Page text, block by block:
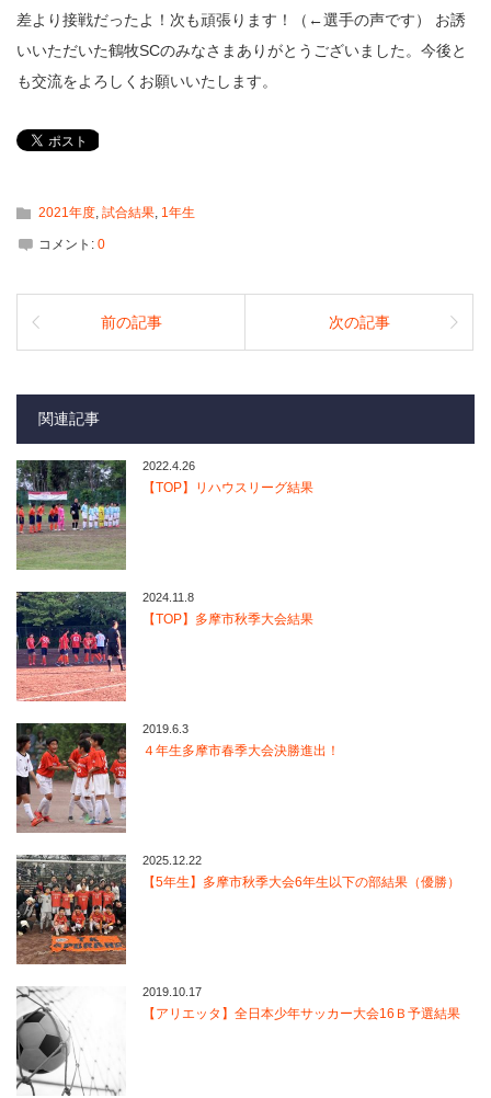
差より接戦だったよ！次も頑張ります！（←選手の声です） お誘
いいただいた鶴牧SCのみなさまありがとうございました。今後と
も交流をよろしくお願いいたします。
2021年度, 試合結果, 1年生
コメント: 0
前の記事 次の記事
関連記事
2022.4.26
【TOP】リハウスリーグ結果
2024.11.8
【TOP】多摩市秋季大会結果
2019.6.3
４年生多摩市春季大会決勝進出！
2025.12.22
【5年生】多摩市秋季大会6年生以下の部結果（優勝）
2019.10.17
【アリエッタ】全日本少年サッカー大会16Ｂ予選結果